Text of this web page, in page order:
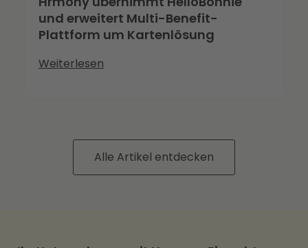
und erweitert Multi-Benefit-
Plattform um Kartenlösung
Weiterlesen
Alle Artikel entdecken